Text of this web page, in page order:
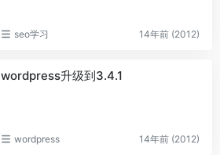
seo学习 14年前 (2012)
wordpress升级到3.4.1
wordpress 14年前 (2012)